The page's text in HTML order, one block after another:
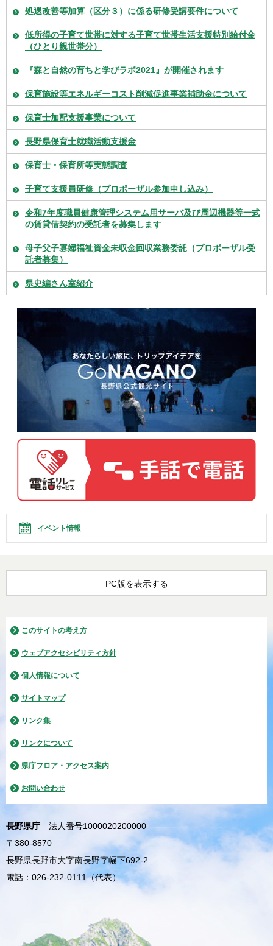
処遇改善等加算（区分３）に係る研修受講要件について
低所得の子育て世帯に対する子育て世帯生活支援特別給付金
（ひとり親世帯分）
『森と自然の育ちと学びラボ2021』が開催されます
保育施設等エネルギーコスト削減促進事業補助金について
保育士加配支援事業について
長野県保育士就職活動支援金
保育士・保育所等実態調査
子育て支援員研修（プロポーザル参加申し込み）
令和7年度職員健康管理システム用サーバ及び周辺機器等一式
の賃貸借契約の受託者を募集します
母子父子寡婦福祉資金未収金回収業務委託（プロポーザル受
託者募集）
県史編さん室紹介
イベント情報
PC版を表示する
このサイトの考え方
ウェブアクセシビリティ方針
個人情報について
サイトマップ
リンク集
リンクについて
県庁フロア・アクセス案内
お問い合わせ
長野県庁
法人番号1000020200000
〒380-8570
長野県長野市大字南長野字幅下692-2
電話：026-232-0111（代表）